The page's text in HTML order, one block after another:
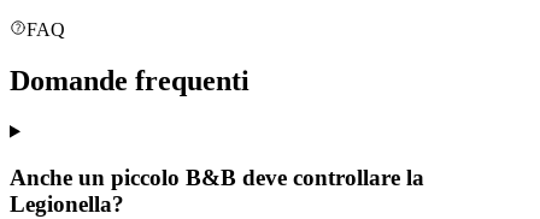
FAQ
Domande frequenti
Anche un piccolo B&B deve controllare la
Legionella?